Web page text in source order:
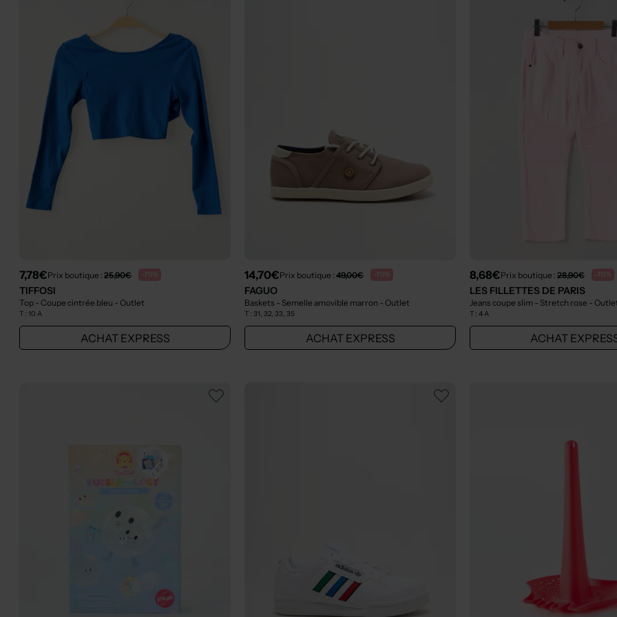
7,78€Prix boutique :25,90€ -70%
TIFFOSI
Top - Coupe cintrée bleu - Outlet
T :10 A
ACHAT EXPRESS
14,70€Prix boutique :49,00€ -70%
FAGUO
Baskets - Semelle amovible marron - Outlet
T :31, 32, 33, 35
ACHAT EXPRESS
8,68€Prix boutique : 28,90€ -70%
LES FILLETTES DE PARIS
Jeans coupe slim - Stretch rose -
T : 4 A
ACHAT